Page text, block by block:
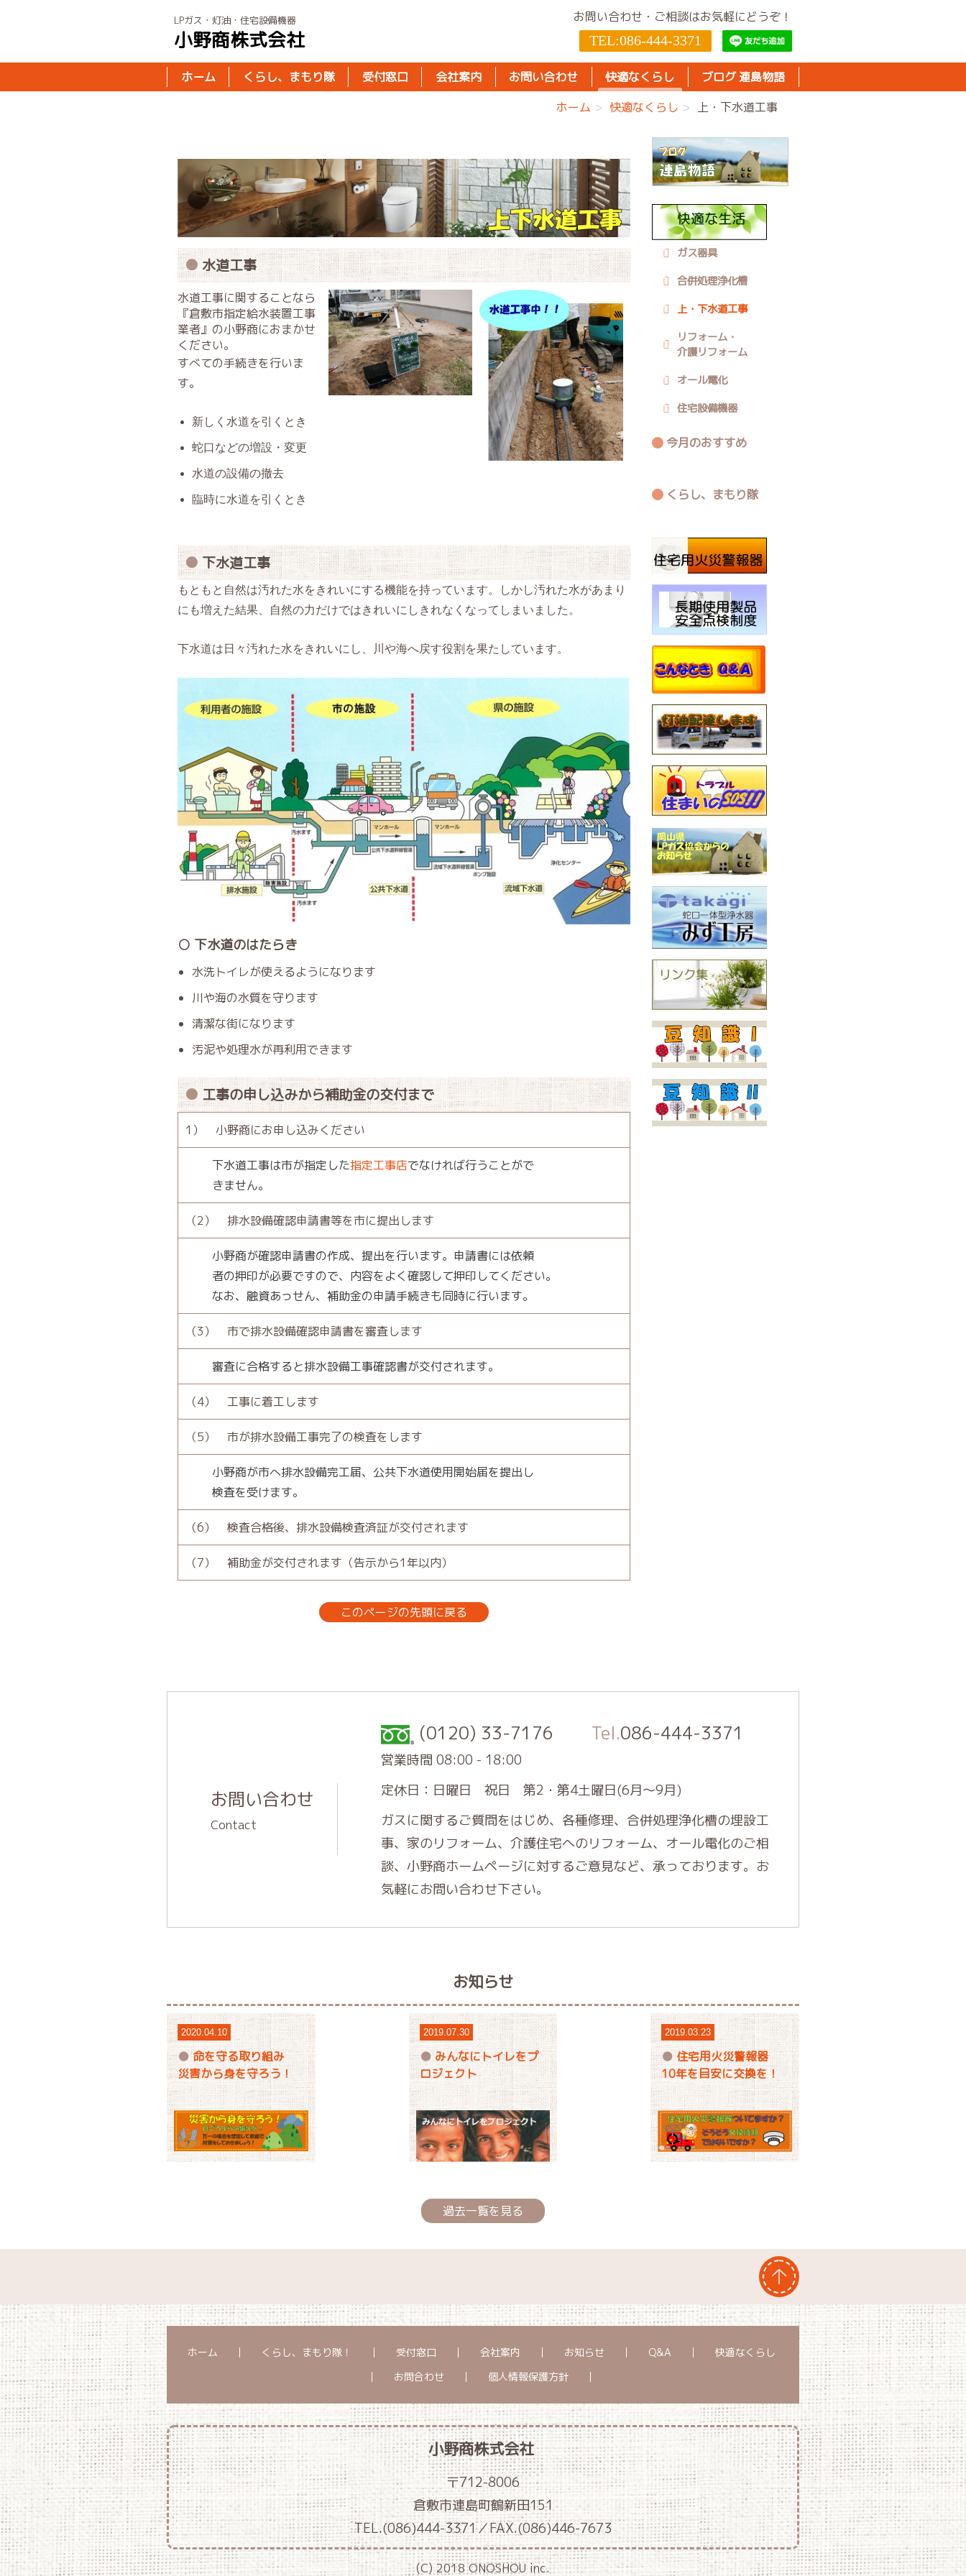
LPガス・灯油・住宅設備機器
小野商株式会社
お問い合わせ・ご相談はお気軽にどうぞ！
TEL:086-444-3371
ホーム くらし、まもり隊 受付窓口 会社案内 お問い合わせ 快適なくらし
ブログ 連島物語
ホーム
快適なくらし 上・下水道工事
水道工事
水道工事に関することなら
『倉敷市指定給水装置工事
業者』の小野商におまかせ
ください。
すべての手続きを行いま
す。
新しく水道を引くとき
蛇口などの増設・変更
水道の設備の撤去
臨時に水道を引くとき
下水道工事
もともと自然は汚れた水をきれいにする機能を持っています。しかし汚れた水があまり
にも増えた結果、自然の力だけではきれいにしきれなくなってしまいました。
下水道は日々汚れた水をきれいにし、川や海へ戻す役割を果たしています。
○ 下水道のはたらき
水洗トイレが使えるようになります
川や海の水質を守ります
清潔な街になります
汚泥や処理水が再利用できます
工事の申し込みから補助金の交付まで
1） 小野商にお申し込みください
下水道工事は市が指定した指定工事店でなければ行うことがで
きません。
（2） 排水設備確認申請書等を市に提出します
小野商が確認申請書の作成、提出を行います。申請書には依頼
者の押印が必要ですので、内容をよく確認して押印してください。
なお、融資あっせん、補助金の申請手続きも同時に行います。
（3） 市で排水設備確認申請書を審査します
審査に合格すると排水設備工事確認書が交付されます。
（4） 工事に着工します
（5） 市が排水設備工事完了の検査をします
小野商が市へ排水設備完工届、公共下水道使用開始届を提出し
検査を受けます。
（6） 検査合格後、排水設備検査済証が交付されます
（7） 補助金が交付されます（告示から1年以内）
このページの先頭に戻る
ガス器具
合併処理浄化槽
上・下水道工事
リフォーム・
介護リフォーム
オール電化
住宅設備機器
今月のおすすめ
くらし、まもり隊
お問い合わせ
Contact
(0120) 33-7176 Tel.086-444-3371
営業時間 08:00 - 18:00
定休日：日曜日 祝日 第2・第4土曜日(6月～9月)
ガスに関するご質問をはじめ、各種修理、合併処理浄化槽の埋設工
事、家のリフォーム、介護住宅へのリフォーム、オール電化のご相
談、小野商ホームページに対するご意見など、承っております。お
気軽にお問い合わせ下さい。
お知らせ
2020.04.10
命を守る取り組み
災害から身を守ろう！
2019.07.30
みんなにトイレをプ
ロジェクト
2019.03.23
住宅用火災警報器
10年を目安に交換を！
過去一覧を見る
ホーム くらし、まもり隊！ 受付窓口 会社案内 お知らせ Q&A
快適なくらし
お問合わせ
個人情報保護方針
小野商株式会社
〒712-8006
倉敷市連島町鶴新田151
TEL.(086)444-3371／FAX.(086)446-7673
(C) 2018 ONOSHOU inc.